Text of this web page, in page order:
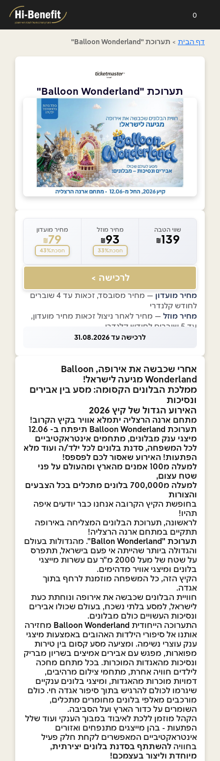
0
דף הבית > תערוכת "Balloon Wonderland"
תערוכת "Balloon Wonderland"
שווי הטבה
₪139
מחיר מוזל
₪93
חסכת33%
מחיר מועדון
₪79
חסכת43%
לרכישה >
מחיר מועדון
— מחיר מסובסד, זכאות עד 4 שוברים
לחודש קלנדרי
מחיר מוזל — מחיר לאחר ניצול זכאות מחיר מועדון,
עד 5 שוברים לחודש קלנדרי
לרכישה עד 31.08.2026
אחרי שכבשה את אירופה, Balloon
Wonderlandמגיעה לישראל!
ממלכת הבלונים הקסומה: מסע בין אבירים
ונסיכות
האירוע הגדול של קיץ 2026
מתחם ארנה הרצליה יתמלא אוויר בקיץ הקרוב!
תערוכת Balloon Wonderland
תיפתח ב- 12.06
מיצגי ענק מבלונים, מתחמים אינטראקטיביים
לכל המשפחה, סדנת בלונים לכל ילד/ה ועוד מלא
הפתעות! האירוע שאסור לכם לפספס!
למעלה מ100 אמנים מהארץ ומהעולם על פני
שטח עצום,
למעלה מ700,000 בלונים מתכלים בכל הצבעים
והצורות
בחופשת הקיץ הקרובה אנחנו כבר יודעים איפה
תהיו!
לראשונה, תערוכת הבלונים המצליחה באירופה
תתקיים במתחם ארנה הרצליה!
תערוכת "Ballon Wonderland
". מהגדולות בעולם
והגדולה ביותר שהייתה אי פעם בישראל, תתפרס
על שטח של מעל 2000 מ"ר עם עשרות מייצגי
בלונים ומיצגי אוויר מדהימים.
הקיץ הזה, כל המשפחה מוזמנת לרחף בתוך
אגדה.
חוויית הבלונים שכבשה את אירופה ונוחתת כעת
לישראל, למסע בלתי נשכח, בעולם שכולו אבירים
ונסיכות העשויים כולם מבלונים.
התערוכה הייחודית Balloon Wonderland מחזירה
אותנו אל סיפורי הילדות האהובים באמצעות מיצגי
ענק עוצרי נשימה. ומציעה מסע קסום בין טירות
מפוארות, מפגש עם אבירים אמיצים בשריון מבריק
ונסיכות מהאגדות המוכרות. בכל מתחם מחכה
לילדים חוויה אחרת, מתחמי צילום מרהיבים,
דמויות מוכרות מהאגדות, ומיצגי בלונים ענקיים
שיגרמו לכולם להרגיש בתוך סיפור אגדה חי. כולם
מורכבים מאלפי בלונים מחומרים מתכלים,
השומרים על כדור הארץ ועל הסביבה.
הקהל מוזמן ללכת לאיבוד במבוך הענקי ועוד שלל
הפתעות - בהן מייצגים מתנפחים ואזורים
אינטראקטיביים המאפשרים לקחת חלק פעיל
בחוויה להשתתף בסדנת בלונים יצירתית,
מיוחדת וליצור בעצמכם!